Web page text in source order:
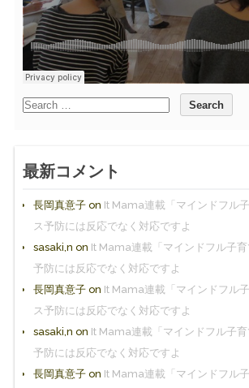
最新コメント
長岡真意子on It Mama連載「マインドフル
ス予防には反応でなく対応ですよ
sasaki,n on It Mama連載「マインドフル子育
予防には反応でなく対応ですよ
長岡真意子on It Mama連載「マインドフル
ス予防には反応でなく対応ですよ
sasaki,n on It Mama連載「マインドフル子育
予防には反応でなく対応ですよ
長岡真意子on It Mama連載「マインドフル